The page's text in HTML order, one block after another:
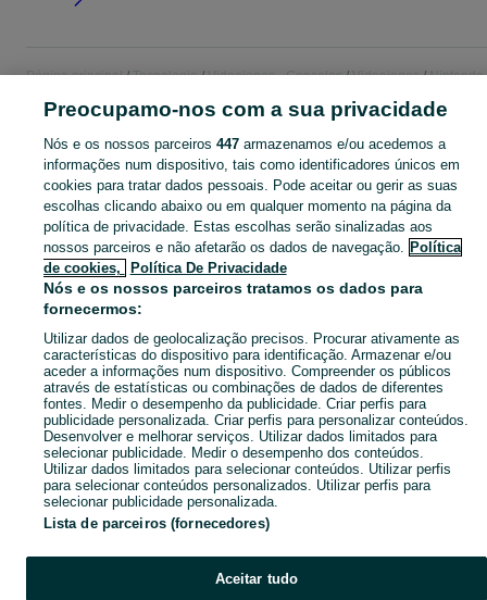
Página principal Tecnologia Videojogos - Consolas Videojogos
Nintendo
CATEGORIA
Navegue pelos últimos anúncios de Nintendo em S. João Da Madeira no OLX Portugal. Compre e venda produtos locais com facilidade e segurança. Mostrar
Mapa do site
Mapa das freguesias
Mapa de mini-sites
Pesquisas populares
Preocupamo-nos com a sua privacidade
Nós e os nossos parceiros 447armazenamos e/ou acedemos a
informações num dispositivo, tais como identificadores únicos em
cookies para tratar dados pessoais. Pode aceitar ou gerir as suas
escolhas clicando abaixo ou em qualquer momento na página da
política de privacidade. Estas escolhas serão sinalizadas aos
nossos parceiros e não afetarão os dados de navegação. Política
de cookies,
Política De Privacidade
Nós e os nossos parceiros tratamos os dados para
fornecermos:
Utilizar dados de geolocalização precisos. Procurar ativamente as
características do dispositivo para identificação. Armazenar e/ou
aceder a informações num dispositivo. Compreender os públicos
através de estatísticas ou combinações de dados de diferentes
fontes. Medir o desempenho da publicidade. Criar perfis para
publicidade personalizada. Criar perfis para personalizar conteúdos.
Desenvolver e melhorar serviços. Utilizar dados limitados para
selecionar publicidade. Medir o desempenho dos conteúdos.
Utilizar dados limitados para selecionar conteúdos. Utilizar perfis
para selecionar conteúdos personalizados. Utilizar perfis para
selecionar publicidade personalizada.
Lista de parceiros (fornecedores)
Aceitar tudo